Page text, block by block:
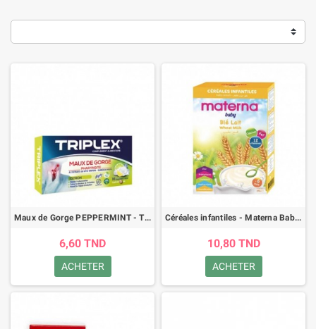
Maux de Gorge PEPPERMINT - TRIPLEX - 16 comprimés
6,60 TND
ACHETER
Céréales infantiles - Materna Baby - Blé au lait - 200gr
10,80 TND
ACHETER